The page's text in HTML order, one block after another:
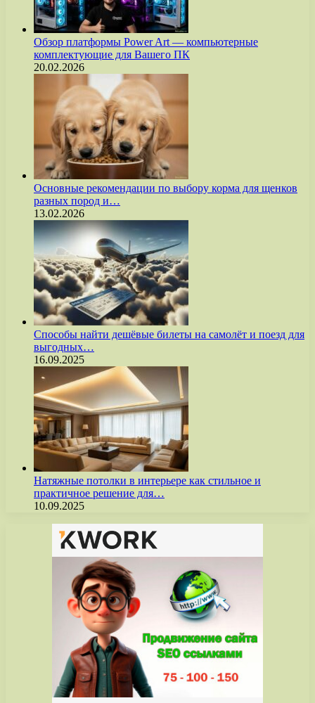
Обзор платформы Power Art — компьютерные
комплектующие для Вашего ПК
20.02.2026
Основные рекомендации по выбору корма для щенков
разных пород и…
13.02.2026
Способы найти дешёвые билеты на самолёт и поезд для
выгодных…
16.09.2025
Натяжные потолки в интерьере как стильное и
практичное решение для…
10.09.2025